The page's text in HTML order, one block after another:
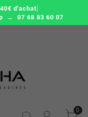
d'achat|
→ 07 68 83 60 07
0